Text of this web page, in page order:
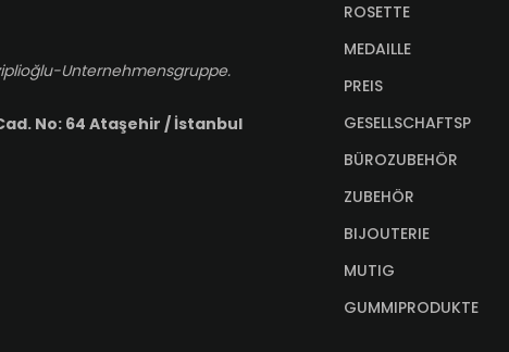
Unternehmensgruppe.
No: 64 Ataşehir / İstanbul
ROSETTE
MEDAILLE
PREIS
GESELLSCHAFTSP
BÜROZUBEHÖR
ZUBEHÖR
BIJOUTERIE
MUTIG
GUMMIPRODUKTE